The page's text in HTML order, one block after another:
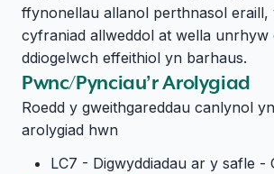
ffynonellau allanol perthnasol eraill,
cyfraniad allweddol at wella unrhyw
ddiogelwch effeithiol yn barhaus.
Pwnc/Pynciau’r Arolygiad
Roedd y gweithgareddau canlynol
arolygiad hwn
LC7 - Digwyddiadau ar y safle -